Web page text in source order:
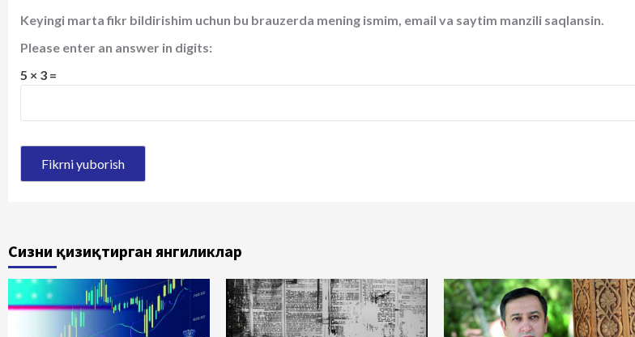
Keyingi marta fikr bildirishim uchun bu brauzerda mening ismim, email va saytim manzili saqlansin.
Please enter an answer in digits:
5 × 3 =
Сизни қизиқтирган янгиликлар